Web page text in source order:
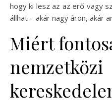
hogy ki lesz az az erő vagy
állhat – akár nagy áron, akár
Miért
nemzetközi